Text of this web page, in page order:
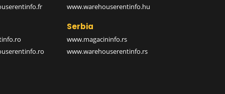
www.warehouserentinfo.hu
Serbia
www.magacininfo.rs
www.warehouserentinfo.rs